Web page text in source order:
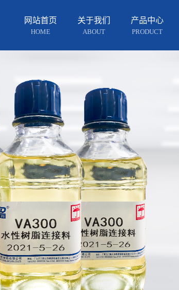
网站首页
HOME
关于我们
ABOUT
产品中心
PRODUCT